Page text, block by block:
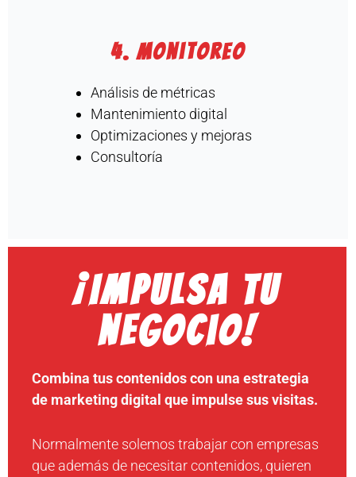
4. Monitoreo
Análisis de métricas
Mantenimiento digital
Optimizaciones y mejoras
Consultoría
¡Impulsa tu
negocio!
Combina tus contenidos con una estrategia
de marketing digital que impulse sus visitas.
Normalmente solemos trabajar con empresas
que además de necesitar contenidos, quieren